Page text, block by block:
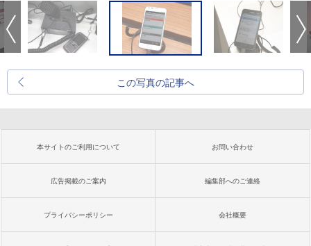
この写真の記事へ
本サイトのご利用について お問い合わせ
広告掲載のご案内 編集部へのご連絡
プライバシーポリシー 会社概要